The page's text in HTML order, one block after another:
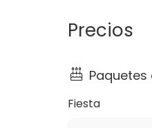
Precios
Fiesta